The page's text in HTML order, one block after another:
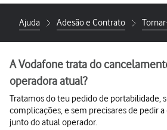
https://www.vodafone.pt
Ajuda Adesão e Contrato
A Vodafone trata do
operadora atual?
Tratamos do teu pedido de portabilidade,
complicações, e sem precisares de pedir
junto do atual operador.